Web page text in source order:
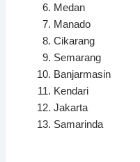
Medan
Manado
Cikarang
Semarang
Banjarmasin
Kendari
Jakarta
Samarinda